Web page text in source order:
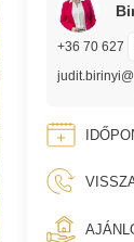
+36 70 627
judit.birinyi@